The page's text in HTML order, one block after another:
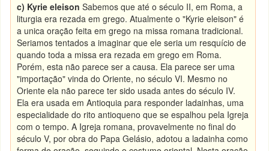
c) Kyrie eleison Sabemos que até o século II, em Roma, a
liturgia era rezada em grego. Atualmente o "Kyrie eleison" é
a unica oração feita em grego na missa romana tradicional.
Seriamos tentados a imaginar que ele seria um resquício de
quando toda a missa era rezada em grego em Roma.
Porém, esta não parece ser a causa. Ela parece ser uma
"importação" vinda do Oriente, no século VI. Mesmo no
Oriente ela não parece ter sido usada antes do século IV.
Ela era usada em Antioquia para responder ladainhas, uma
especialidade do rito antioqueno que se espalhou pela Igreja
com o tempo. A Igreja romana, provavelmente no final do
século V, por obra do Papa Gelásio, adotou a ladainha como